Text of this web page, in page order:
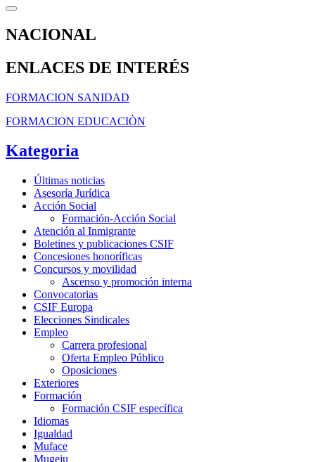
NACIONAL
ENLACES DE INTERÉS
FORMACION SANIDAD
FORMACION EDUCACIÒN
Kategoria
Últimas noticias
Asesoría Jurídica
Acción Social
Formación-Acción Social
Atención al Inmigrante
Boletines y publicaciones CSIF
Concesiones honoríficas
Concursos y movilidad
Ascenso y promoción interna
Convocatorias
CSIF Europa
Elecciones Sindicales
Empleo
Carrera profesional
Oferta Empleo Público
Oposiciones
Exteriores
Formación
Formación CSIF específica
Idiomas
Igualdad
Muface
Mugeju